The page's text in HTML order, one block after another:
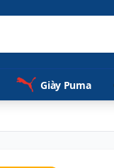
Giày Puma